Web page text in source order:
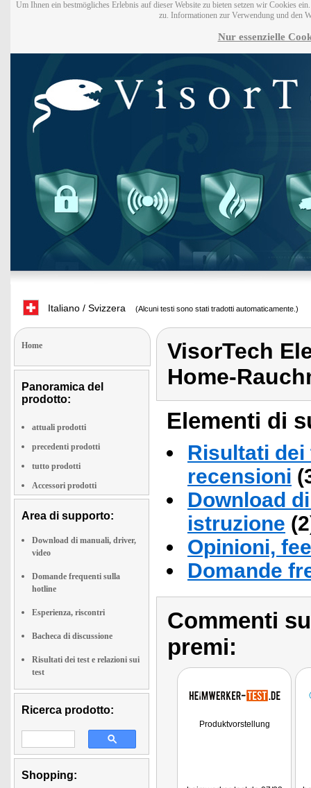
Um Ihnen ein bestmögliches Erlebnis auf dieser Website zu bieten setzen wir Cookies
zu. Informationen zur Verwendung und den
Nur essenzielle
Italiano / Svizzera (Alcuni testi sono stati tradotti automaticamente.)
Home
Panoramica del
prodotto:
attuali prodotti
precedenti prodotti
tutto prodotti
Accessori prodotti
Area di supporto:
Download di manuali, driver,
video
Domande frequenti sulla
hotline
Esperienza, riscontri
Bacheca di discussione
Risultati dei test e relazioni sui
test
Ricerca prodotto:
Shopping:
VisorTech
Home-
Elementi di
Risultati
recensioni
Download
istruzione
Opinioni,
Domande
Commenti
premi:
Produktvorstellung